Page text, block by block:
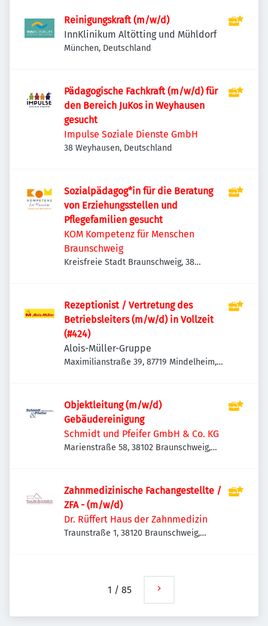
Reinigungskraft (m/w/d)
InnKlinikum Altötting und Mühldorf
München, Deutschland
Pädagogische Fachkraft (m/w/d) für
den Bereich JuKos in Weyhausen
gesucht
Impulse Soziale Dienste GmbH
38 Weyhausen, Deutschland
Sozialpädagog*in für die Beratung
von Erziehungsstellen und
Pflegefamilien gesucht
KOM Kompetenz für Menschen
Braunschweig
Kreisfreie Stadt Braunschweig, 38
Rezeptionist / Vertretung des
Betriebsleiters (m/w/d) in Vollzeit
(#424)
Alois-Müller-Gruppe
Maximilianstraße 39, 87719 Mindelheim,
Objektleitung (m/w/d)
Gebäudereinigung
Schmidt und Pfeifer GmbH & Co. KG
Marienstraße 58, 38102 Braunschweig,
Zahnmedizinische Fachangestellte /
ZFA - (m/w/d)
Dr. Rüffert Haus der Zahnmedizin
Traunstraße 1, 38120 Braunschweig,
1 / 85